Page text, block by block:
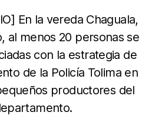
En la vereda Chaguala,
al menos 20 personas se
con la estrategia de
de la Policía Tolima en
productores del